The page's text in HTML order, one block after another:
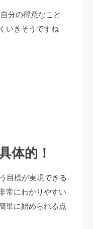
分の得意なこと
いきそうですね
体的！
目標が実現できる
常にわかりやすい
単に始められる点